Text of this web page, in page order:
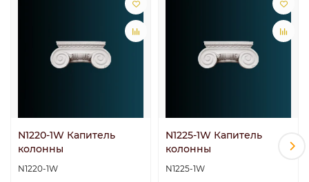
N1220-1W Капитель
колонны
N1220-1W
N1225-1W Капитель
колонны
N1225-1W